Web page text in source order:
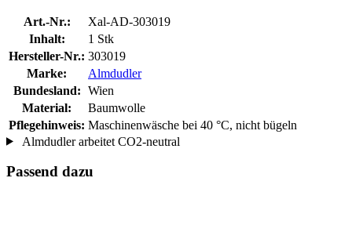
Art.-Nr.:
Xal-AD-303019
Inhalt:
1 Stk
Hersteller-Nr.: 303019
Marke:
Almdudler
Bundesland: Wien
Material:
Baumwolle
Pflegehinweis: Maschinenwäsche bei 40 °C, nicht bügeln
Almdudler arbeitet CO2-neutral
Passend dazu